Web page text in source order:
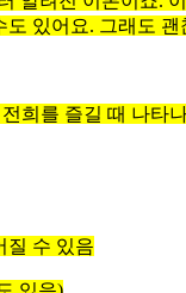
있어요. 그래도 괜
희를 즐길 때 나타
질 수 있음